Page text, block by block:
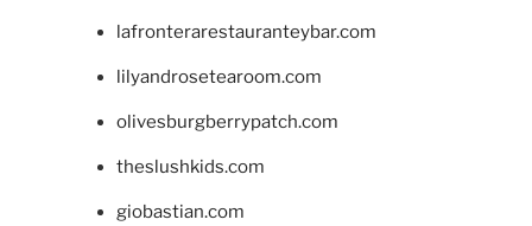
lafronterarestauranteybar.com
lilyandrosetearoom.com
olivesburgberrypatch.com
theslushkids.com
giobastian.com